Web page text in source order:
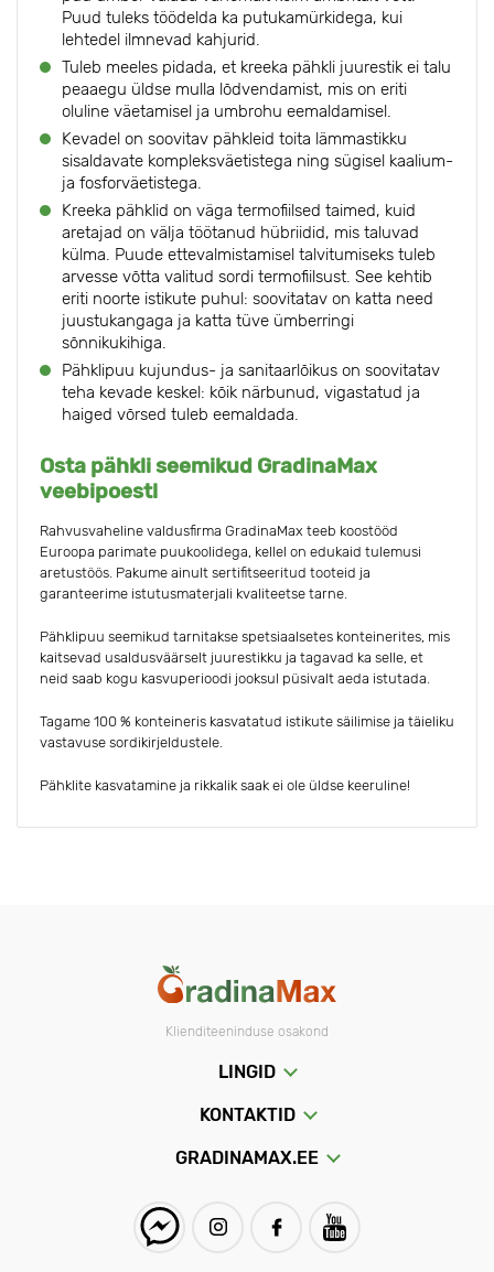
Puud tuleks töödelda ka putukamürkidega, kui
lehtedel ilmnevad kahjurid.
Tuleb meeles pidada, et kreeka pähkli juurestik ei talu
peaaegu üldse mulla lõdvendamist, mis on eriti
oluline väetamisel ja umbrohu eemaldamisel.
Kevadel on soovitav pähkleid toita lämmastikku
sisaldavate kompleksväetistega ning sügisel kaalium-
ja fosforväetistega.
Kreeka pähklid on väga termofiilsed taimed, kuid
aretajad on välja töötanud hübriidid, mis taluvad
külma. Puude ettevalmistamisel talvitumiseks tuleb
arvesse võtta valitud sordi termofiilsust. See kehtib
eriti noorte istikute puhul: soovitatav on katta need
juustukangaga ja katta tüve ümberringi
sõnnikukihiga.
Pähklipuu kujundus- ja sanitaarlõikus on soovitatav
teha kevade keskel: kõik närbunud, vigastatud ja
haiged võrsed tuleb eemaldada.
Osta pähkli seemikud GradinaMax
veebipoest!
Rahvusvaheline valdusfirma GradinaMax teeb koostööd
Euroopa parimate puukoolidega, kellel on edukaid tulemusi
aretustöös. Pakume ainult sertifitseeritud tooteid ja
garanteerime istutusmaterjali kvaliteetse tarne.
Pähklipuu seemikud tarnitakse spetsiaalsetes konteinerites, mis
kaitsevad usaldusväärselt juurestikku ja tagavad ka selle, et
neid saab kogu kasvuperioodi jooksul püsivalt aeda istutada.
Tagame 100 % konteineris kasvatatud istikute säilimise ja täieliku
vastavuse sordikirjeldustele.
Pähklite kasvatamine ja rikkalik saak ei ole üldse keeruline!
Klienditeeninduse osakond
LINGID
KONTAKTID
GRADINAMAX.EE